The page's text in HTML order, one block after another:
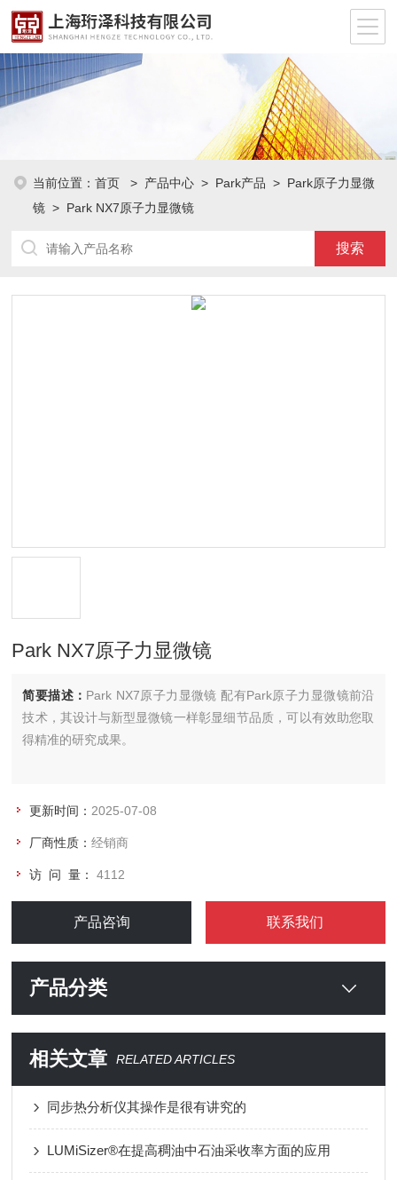
当前位置：首页 > 产品中心 > Park产品 > Park原子力显微
镜 > Park NX7原子力显微镜
Park NX7原子力显微镜
简要描述： Park NX7原子力显微镜 配有Park原子力显微镜前沿
技术，其设计与新型显微镜一样彰显细节品质，可以有效助您取
得精准的研究成果。
更新时间： 2025-07-08
厂商性质：经销商
访 问 量：4112
产品咨询 联系我们
产品分类
相关文章 RELATED ARTICLES
同步热分析仪其操作是很有讲究的
LUMiSizer®在提高稠油中石油采收率方面的应用